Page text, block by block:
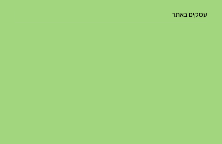
עסקים באתר
מרכז הבניה אופקים – מ.ד אספקה טכנית בע"מ
מדביר בבאר שבע | הדברה בבאר שבע | יוגב הדברות